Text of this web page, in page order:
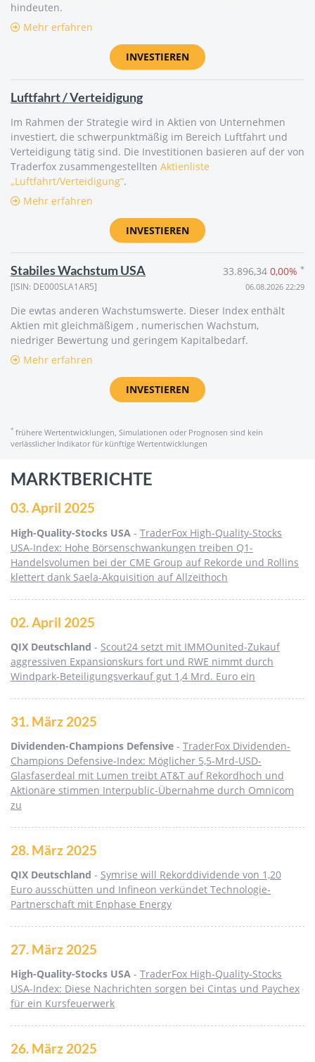
hindeuten.
Mehr erfahren
INVESTIEREN
Luftfahrt / Verteidigung
Im Rahmen der Strategie wird in Aktien von Unternehmen
investiert, die schwerpunktmäßig im Bereich Luftfahrt und
Verteidigung tätig sind. Die Investitionen basieren auf der von
Traderfox zusammengestellten Aktienliste
„Luftfahrt/Verteidigung“.
Mehr erfahren
INVESTIEREN
Stabiles Wachstum USA
[ISIN: DE000SLA1AR5]
33.896,34 0,00% *
06.08.2026 22:29
Die ewtas anderen Wachstumswerte. Dieser Index enthält
Aktien mit gleichmäßigem , numerischen Wachstum,
niedriger Bewertung und geringem Kapitalbedarf.
Mehr erfahren
INVESTIEREN
* frühere Wertentwicklungen, Simulationen oder Prognosen sind kein
verlässlicher Indikator für künftige Wertentwicklungen
MARKTBERICHTE
03. April 2025
High-Quality-Stocks USA - TraderFox High-Quality-Stocks
USA-Index: Hohe Börsenschwankungen treiben Q1-
Handelsvolumen bei der CME Group auf Rekorde und Rollins
klettert dank Saela-Akquisition auf Allzeithoch
02. April 2025
QIX Deutschland - Scout24 setzt mit IMMOunited-Zukauf
aggressiven Expansionskurs fort und RWE nimmt durch
Windpark-Beteiligungsverkauf gut 1,4 Mrd. Euro ein
31. März 2025
Dividenden-Champions Defensive - TraderFox Dividenden-
Champions Defensive-Index: Möglicher 5,5-Mrd-USD-
Glasfaserdeal mit Lumen treibt AT&T auf Rekordhoch und
Aktionäre stimmen Interpublic-Übernahme durch Omnicom
zu
28. März 2025
QIX Deutschland - Symrise will Rekorddividende von 1,20
Euro ausschütten und Infineon verkündet Technologie-
Partnerschaft mit Enphase Energy
27. März 2025
High-Quality-Stocks USA - TraderFox High-Quality-Stocks
USA-Index: Diese Nachrichten sorgen bei Cintas und Paychex
für ein Kursfeuerwerk
26. März 2025